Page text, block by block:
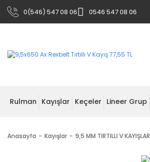
0(546) 547 08 06 0546 547 08 06
Rulman Kayışlar Keçeler Lineer Grup
Anasayfa Kayışlar 9,5 MM TIRTILLI V KAYIŞLAR